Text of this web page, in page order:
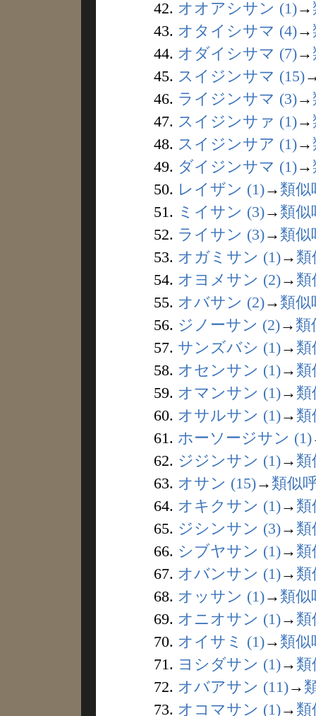
42. オオアシサン (1)→
43. オタイシサマ (4)→
44. オダイシサマ (7)→
45. スイジンサマ (15)
46. ライジンサマ (3)→
47. スイジンサァ (1)→
48. スイジンサア (1)→
49. ダイジンサマ (1)→
50. レイザン (1)→ 類似
51. ミイサン (3)→ 類似
52. ライサン (3)→ 類似
53. オガミサン (1)→ 類
54. オヨメサン (2)→ 類
55. オバサン (2)→ 類似
56. ジノーサン (2)→ 類
57. サンズバシ (1)→ 類
58. オセンサン (1)→ 類
59. オマンサン (1)→ 類
60. オサルサン (1)→ 類
61. ホーソージサン (1)
62. ジジンサン (1)→ 類
63. オサン (15)→ 類似
64. オキクサン (1)→ 類
65. ジシンサン (3)→ 類
66. シブヤサン (1)→ 類
67. オバンサン (1)→ 類
68. オッサン (1)→ 類似
69. オニオサン (1)→ 類
70. オイサミ (1)→ 類似
71. ヨシダサン (1)→ 類
72. オバアサン (11)→
73. オコマサン (1)→ 類